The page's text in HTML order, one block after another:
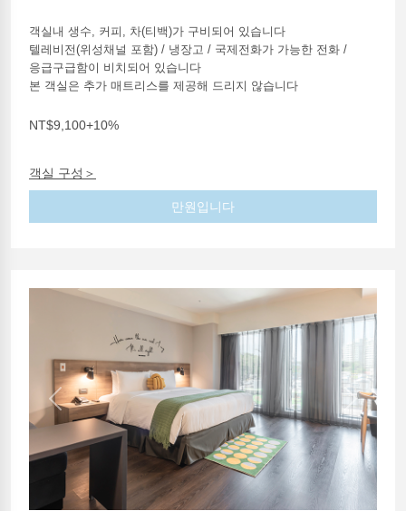
객실내 생수, 커피, 차(티백)가 구비되어 있습니다
텔레비전(위성채널 포함) / 냉장고 / 국제전화가 가능한 전화 /
응급구급함이 비치되어 있습니다
본 객실은 추가 매트리스를 제공해 드리지 않습니다
NT$9,100+10%
객실 구성＞
만원입니다
Previous Next